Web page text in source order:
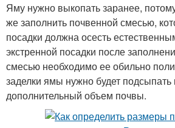
Яму нужно выкопать заранее,
же заполнить почвенной смесью,
посадки должна осесть
экстренной посадки после
смесью необходимо ее обильно
заделки ямы нужно будет подсыпать
дополнительный объем почвы.